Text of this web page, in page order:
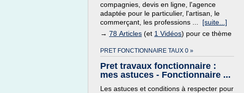
compagnies, devis en ligne, l'agence
adaptée pour le particulier, l'artisan, le
commerçant, les professions ... [suite...]
→ 78 Articles (et 1 Vidéos) pour ce thème
PRET FONCTIONNAIRE TAUX 0 »
Pret travaux fonctionnaire :
mes astuces - Fonctionnaire ...
Les astuces et conditions à respecter pour